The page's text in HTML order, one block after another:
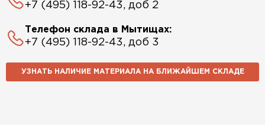
+7 (495) 118-92-43, доб 2
Телефон склада в Мытищах:
+7 (495) 118-92-43, доб 3
УЗНАТЬ НАЛИЧИЕ МАТЕРИАЛА НА БЛИЖАЙШЕМ СКЛАДЕ